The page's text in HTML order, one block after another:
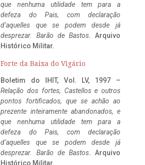
que nenhuma utilidade tem para a
defeza do Pais, com declaração
d’aquelles que se podem desde já
desprezar. Barão de Bastos. Arquivo
Histórico Militar.
Forte da Baixa do Vigário
Boletim do IHIT, Vol. LV, 1997 –
Relação dos fortes, Castellos e outros
pontos fortificados, que se achão ao
prezente inteiramente abandonados, e
que nenhuma utilidade tem para a
defeza do Pais, com declaração
d’aquelles que se podem desde já
desprezar. Barão de Bastos. Arquivo
Histórico Militar.